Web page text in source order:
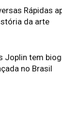
Rápidas
da arte
Joplin tem
no Brasil